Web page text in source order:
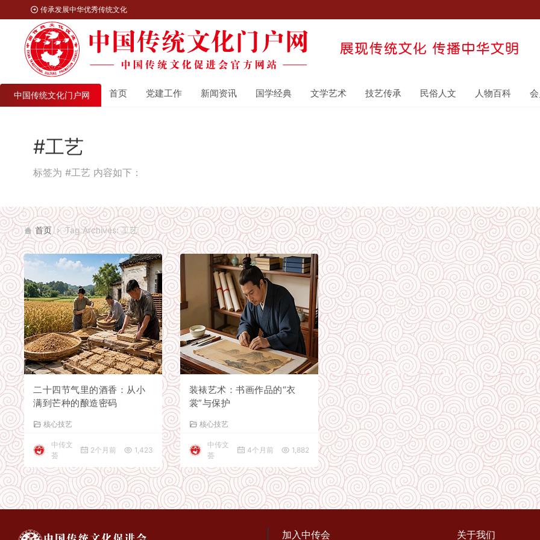
传承发展中华优秀传统文化
中国传统文化门户网 首页 党建工作 新闻资讯 国学经典 文学艺术 技艺传承 民俗人文 人物百科
#工艺
标签为 #工艺 内容如下：
首页 Tag Archives: 工艺
二十四节气里的酒香：从小
满到芒种的酿造密码
核心技艺
中传文
荟
2个月前 1,423
装裱艺术：书画作品的“衣
裳”与保护
核心技艺
中传文
荟
4个月前 1,882
加入中传会 关于我们